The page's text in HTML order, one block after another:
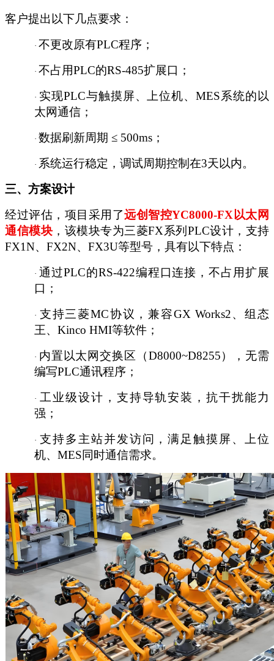
客户提出以下几点要求：
· 不更改原有PLC程序；
· 不占用PLC的RS-485扩展口；
· 实现PLC与触摸屏、上位机、MES系统的以
太网通信；
· 数据刷新周期 ≤ 500ms；
· 系统运行稳定，调试周期控制在3天以内。
三、方案设计
经过评估，项目采用了远创智控YC8000-FX以太网
通信模块，该模块专为三菱FX系列PLC设计，支持
FX1N、FX2N、FX3U等型号，具有以下特点：
· 通过PLC的RS-422编程口连接，不占用扩展
口；
· 支持三菱MC协议，兼容GX Works2、组态
王、Kinco HMI等软件；
· 内置以太网交换区（D8000~D8255），无需
编写PLC通讯程序；
· 工业级设计，支持导轨安装，抗干扰能力
强；
· 支持多主站并发访问，满足触摸屏、上位
机、 MES同时通信需求。